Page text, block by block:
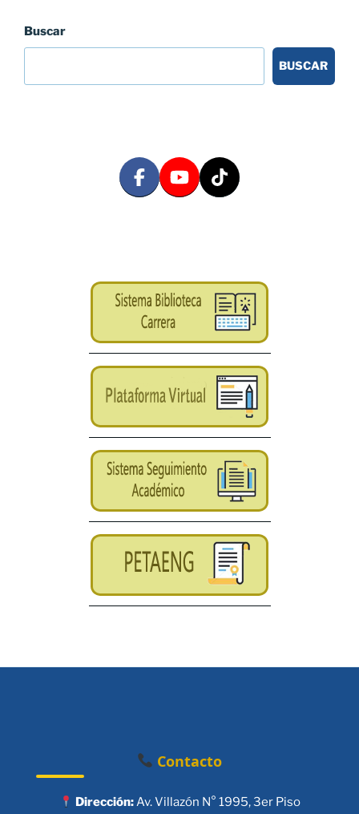
Buscar
BUSCAR
Contacto
Dirección:Av. Villazón N° 1995, 3er Piso